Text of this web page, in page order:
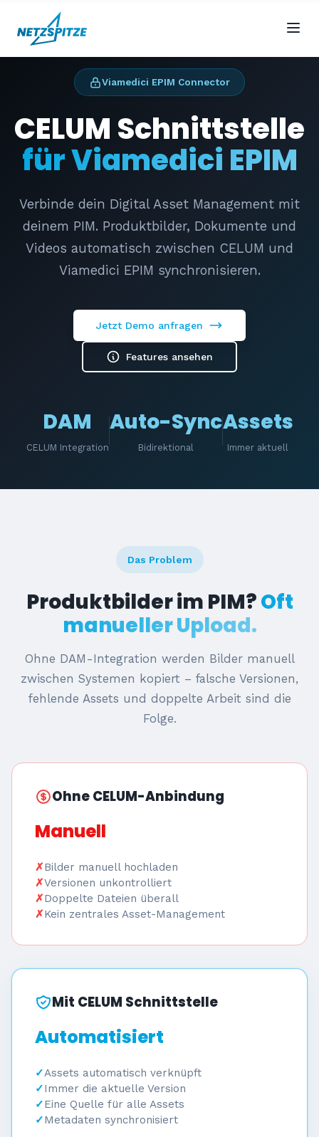
Viamedici EPIM Connector
CELUM Schnittstelle
für Viamedici EPIM
Verbinde dein Digital Asset Management mit
deinem PIM. Produktbilder, Dokumente und
Videos automatisch zwischen CELUM und
Viamedici EPIM synchronisieren.
Jetzt Demo anfragen
Features ansehen
DAM
CELUM Integration
Auto-Sync
Bidirektional
Assets
Immer aktuell
Das Problem
Produktbilder im PIM?Oft
manueller Upload.
Ohne DAM-Integration werden Bilder manuell
zwischen Systemen kopiert – falsche Versionen,
fehlende Assets und doppelte Arbeit sind die
Folge.
Ohne CELUM-Anbindung
Manuell
Bilder manuell hochladen
Versionen unkontrolliert
Doppelte Dateien überall
Kein zentrales Asset-Management
Mit CELUM Schnittstelle
Automatisiert
Assets automatisch verknüpft
Immer die aktuelle Version
Eine Quelle für alle Assets
Metadaten synchronisiert